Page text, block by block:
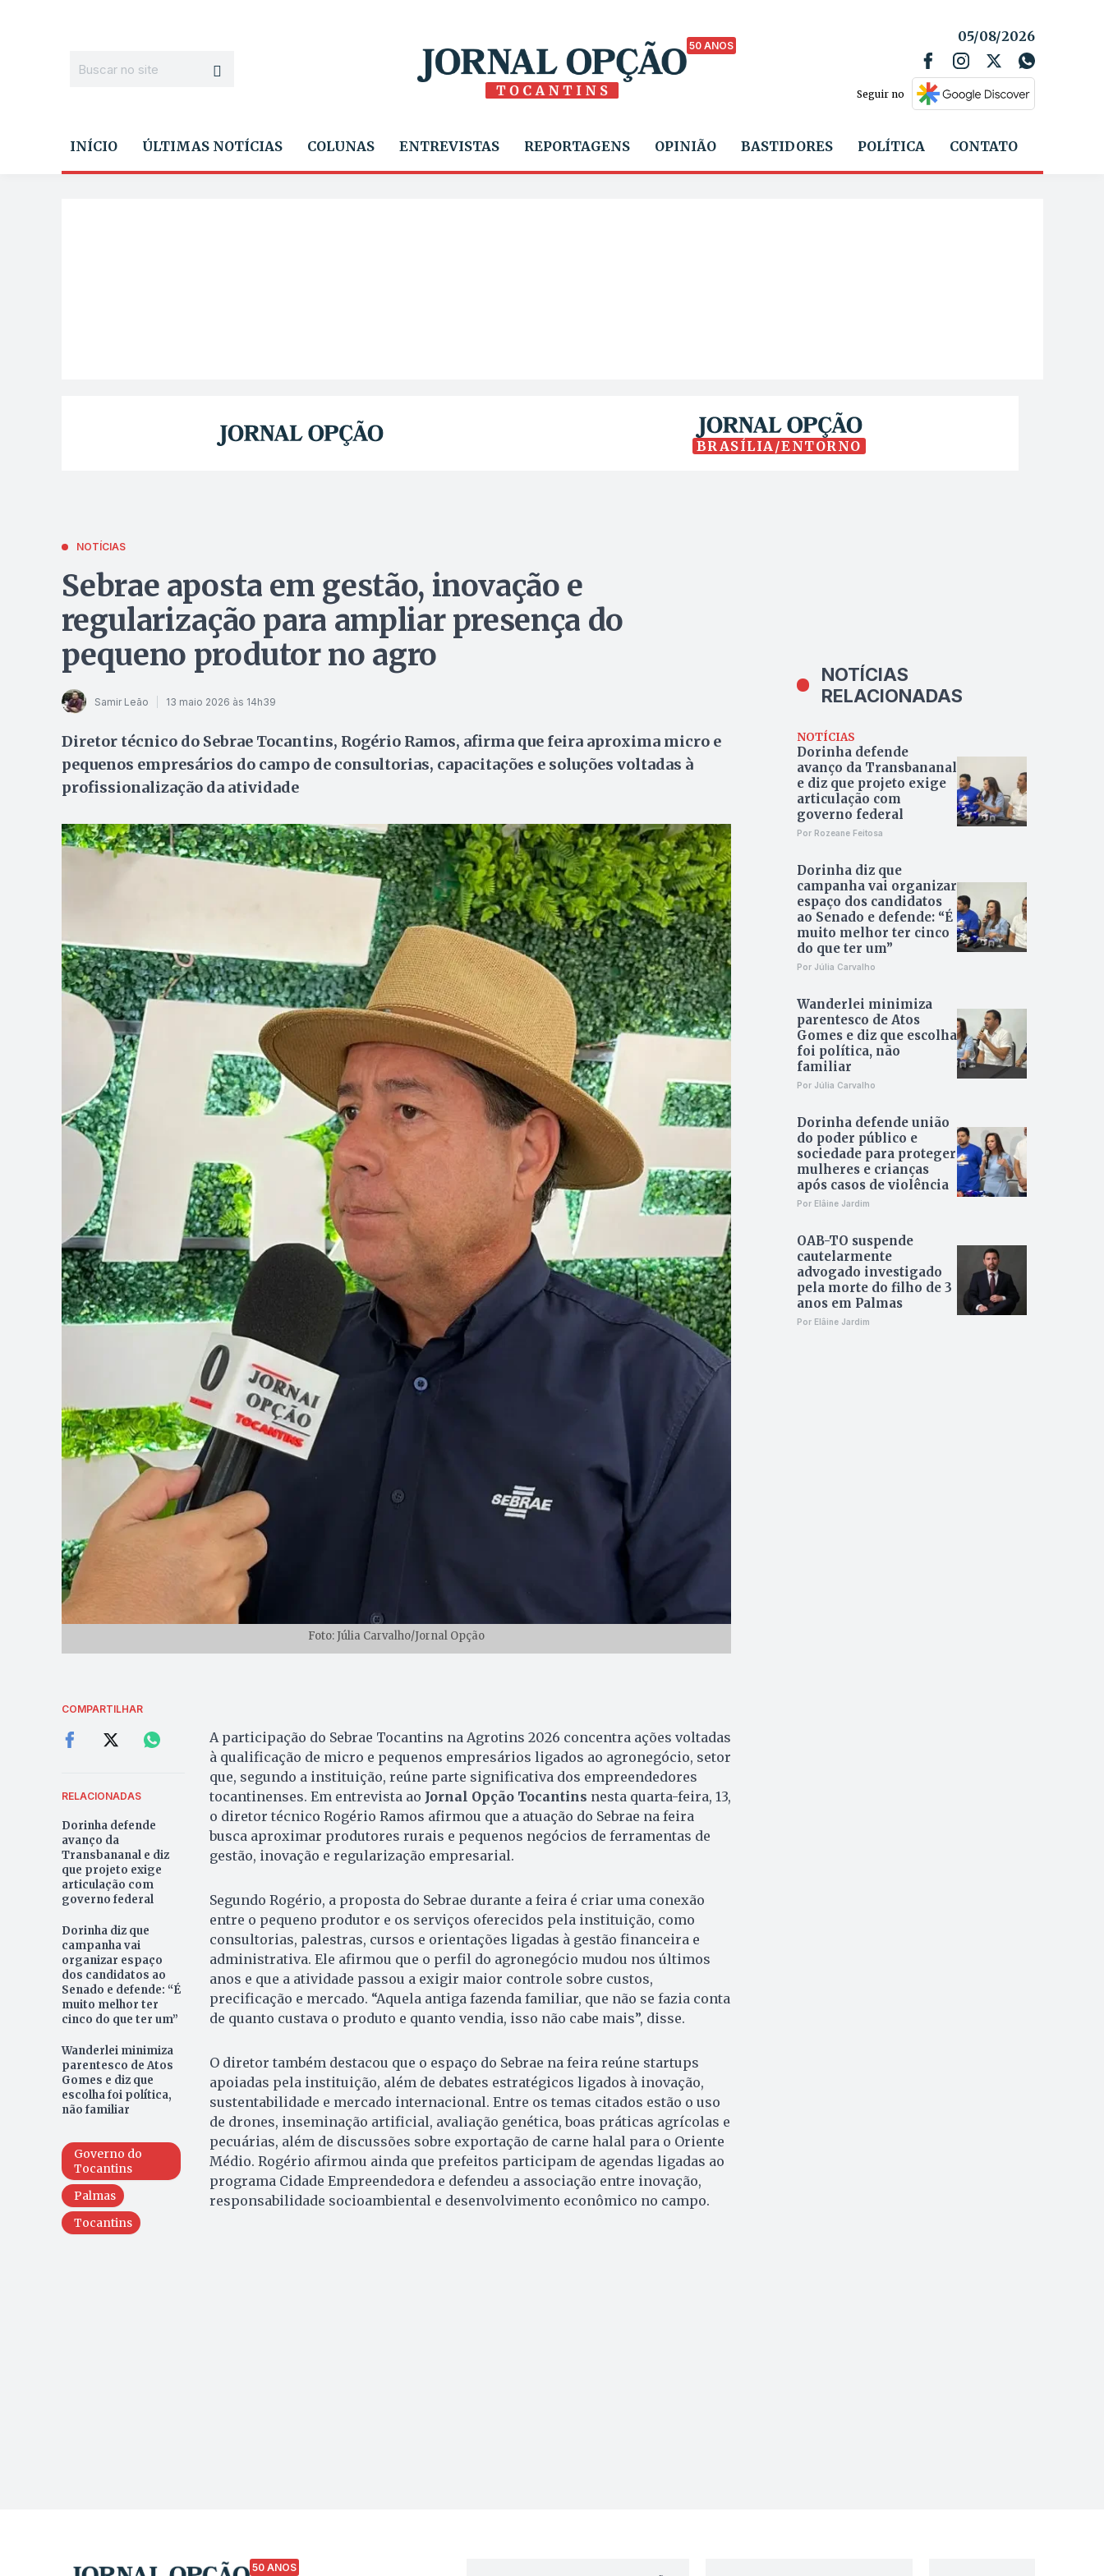
50 ANOS
05/08/2026
Seguir no
INÍCIO ÚLTIMAS NOTÍCIAS COLUNAS ENTREVISTAS REPORTAGENS OPINIÃO BASTIDORES POLÍTICA CONTATO
BRASÍLIA/ENTORNO
NOTÍCIAS
Sebrae aposta em gestão, inovação e
regularização para ampliar presença do
pequeno produtor no agro
Samir Leão 13 maio 2026 às 14h39
Diretor técnico do Sebrae Tocantins, Rogério Ramos, afirma que feira aproxima micro e
pequenos empresários do campo de consultorias, capacitações e soluções voltadas à
profissionalização da atividade
Foto: Júlia Carvalho/Jornal Opção
COMPARTILHAR
RELACIONADAS
Dorinha defende
avanço da
Transbananal e diz
que projeto exige
articulação com
governo federal
Dorinha diz que
campanha vai
organizar espaço
dos candidatos ao
Senado e defende: “É
muito melhor ter
cinco do que ter um”
Wanderlei minimiza
parentesco de Atos
Gomes e diz que
escolha foi política,
não familiar
Governo do
Tocantins
Palmas
Tocantins
A participação do Sebrae Tocantins na Agrotins 2026 concentra ações voltadas
à qualificação de micro e pequenos empresários ligados ao agronegócio, setor
que, segundo a instituição, reúne parte significativa dos empreendedores
tocantinenses. Em entrevista ao Jornal Opção Tocantins nesta quarta-feira, 13,
o diretor técnico Rogério Ramos afirmou que a atuação do Sebrae na feira
busca aproximar produtores rurais e pequenos negócios de ferramentas de
gestão, inovação e regularização empresarial.
Segundo Rogério, a proposta do Sebrae durante a feira é criar uma conexão
entre o pequeno produtor e os serviços oferecidos pela instituição, como
consultorias, palestras, cursos e orientações ligadas à gestão financeira e
administrativa. Ele afirmou que o perfil do agronegócio mudou nos últimos
anos e que a atividade passou a exigir maior controle sobre custos,
precificação e mercado. “Aquela antiga fazenda familiar, que não se fazia conta
de quanto custava o produto e quanto vendia, isso não cabe mais”, disse.
O diretor também destacou que o espaço do Sebrae na feira reúne startups
apoiadas pela instituição, além de debates estratégicos ligados à inovação,
sustentabilidade e mercado internacional. Entre os temas citados estão o uso
de drones, inseminação artificial, avaliação genética, boas práticas agrícolas e
pecuárias, além de discussões sobre exportação de carne halal para o Oriente
Médio. Rogério afirmou ainda que prefeitos participam de agendas ligadas ao
programa Cidade Empreendedora e defendeu a associação entre inovação,
responsabilidade socioambiental e desenvolvimento econômico no campo.
NOTÍCIAS
RELACIONADAS
NOTÍCIAS
Dorinha defende
avanço da Transbananal
e diz que projeto exige
articulação com
governo federal
Por Rozeane Feitosa
Dorinha diz que
campanha vai organizar
espaço dos candidatos
ao Senado e defende: “É
muito melhor ter cinco
do que ter um”
Por Júlia Carvalho
Wanderlei minimiza
parentesco de Atos
Gomes e diz que escolha
foi política, não
familiar
Por Júlia Carvalho
Dorinha defende união
do poder público e
sociedade para proteger
mulheres e crianças
após casos de violência
Por Elâine Jardim
OAB-TO suspende
cautelarmente
advogado investigado
pela morte do filho de 3
anos em Palmas
Por Elâine Jardim
50 ANOS